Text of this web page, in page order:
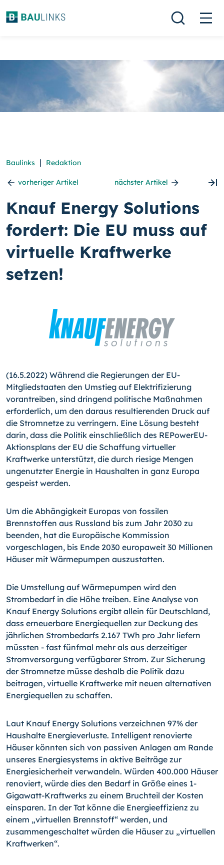
Baulinks | Redaktion
vorheriger Artikel nächster Artikel
Knauf Energy Solutions
fordert: Die EU muss auf
virtuelle Kraftwerke
setzen!
(16.5.2022) Während die Regierungen der EU-
Mitgliedstaaten den Umstieg auf Elektrifizierung
vorantreiben, sind dringend politische Maßnahmen
erforderlich, um den daraus resultierenden Druck auf
die Stromnetze zu verringern. Eine Lösung besteht
darin, dass die Politik einschließlich des REPowerEU-
Aktionsplans der EU die Schaffung virtueller
Kraftwerke unterstützt, die durch riesige Mengen
ungenutzter Energie in Haushalten in ganz Europa
gespeist werden.
Um die Abhängigkeit Europas von fossilen
Brennstoffen aus Russland bis zum Jahr 2030 zu
beenden, hat die Europäische Kommission
vorgeschlagen, bis Ende 2030 europaweit 30 Millionen
Häuser mit Wärmepumpen auszustatten.
Die Umstellung auf Wärmepumpen wird den
Strombedarf in die Höhe treiben. Eine Analyse von
Knauf Energy Solutions ergibt allein für Deutschland,
dass erneuerbare Energiequellen zur Deckung des
jährlichen Strombedarfs 2.167 TWh pro Jahr liefern
müssten - fast fünfmal mehr als aus derzeitiger
Stromversorgung verfügbarer Strom. Zur Sicherung
der Stromnetze müsse deshalb die Politik dazu
beitragen, virtuelle Kraftwerke mit neuen alternativen
Energiequellen zu schaffen.
Laut Knauf Energy Solutions verzeichnen 97% der
Haushalte Energieverluste. Intelligent renovierte
Häuser könnten sich von passiven Anlagen am Rande
unseres Energiesystems in aktive Beiträge zur
Energiesicherheit verwandeln. Würden 400.000 Häuser
renoviert, würde dies den Bedarf in Größe eines 1-
Gigawatt-Kraftwerks zu einem Bruchteil der Kosten
einsparen. In der Tat könne die Energieeffizienz zu
einem „virtuellen Brennstoff“ werden, und
zusammengeschaltet würden die Häuser zu „virtuellen
Kraftwerken“.